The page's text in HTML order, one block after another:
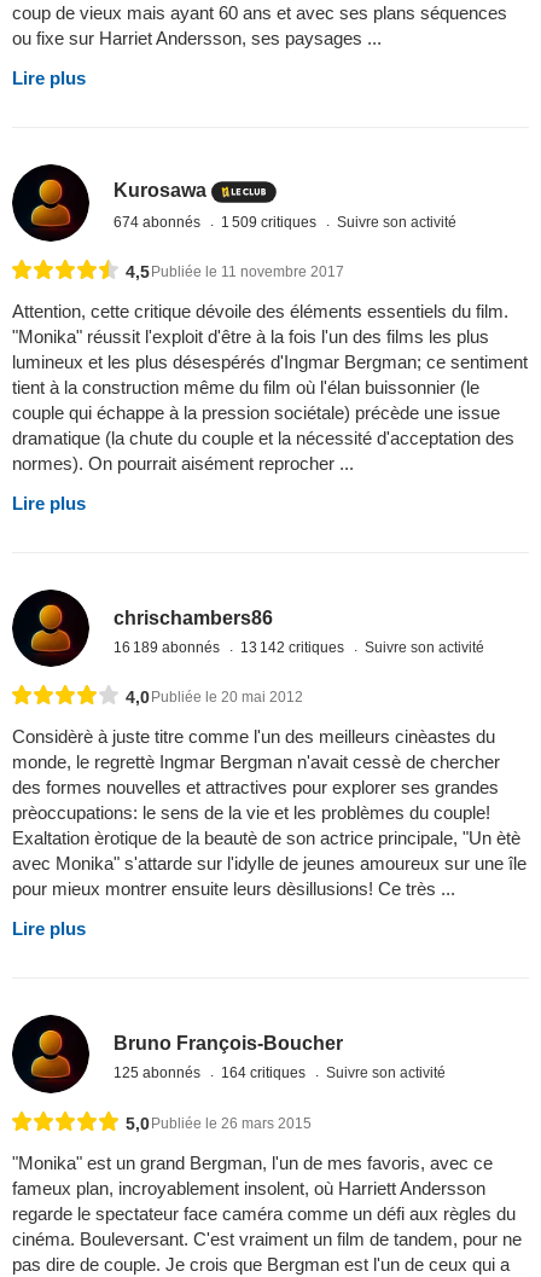
coup de vieux mais ayant 60 ans et avec ses plans séquences
ou fixe sur Harriet Andersson, ses paysages ...
Lire plus
Kurosawa
674 abonnés 1 509 critiques Suivre son activité
4,5 Publiée le 11 novembre 2017
Attention, cette critique dévoile des éléments essentiels du film.
"Monika" réussit l'exploit d'être à la fois l'un des films les plus
lumineux et les plus désespérés d'Ingmar Bergman; ce sentiment
tient à la construction même du film où l'élan buissonnier (le
couple qui échappe à la pression sociétale) précède une issue
dramatique (la chute du couple et la nécessité d'acceptation des
normes). On pourrait aisément reprocher ...
Lire plus
chrischambers86
16 189 abonnés 13 142 critiques Suivre son activité
4,0 Publiée le 20 mai 2012
Considèrè à juste titre comme l'un des meilleurs cinèastes du
monde, le regrettè Ingmar Bergman n'avait cessè de chercher
des formes nouvelles et attractives pour explorer ses grandes
prèoccupations: le sens de la vie et les problèmes du couple!
Exaltation èrotique de la beautè de son actrice principale, "Un ètè
avec Monika" s'attarde sur l'idylle de jeunes amoureux sur une île
pour mieux montrer ensuite leurs dèsillusions! Ce très ...
Lire plus
Bruno François-Boucher
125 abonnés 164 critiques Suivre son activité
5,0Publiée le 26 mars 2015
"Monika" est un grand Bergman, l'un de mes favoris, avec ce
fameux plan, incroyablement insolent, où Harriett Andersson
regarde le spectateur face caméra comme un défi aux règles du
cinéma. Bouleversant. C'est vraiment un film de tandem, pour ne
pas dire de couple. Je crois que Bergman est l'un de ceux qui a